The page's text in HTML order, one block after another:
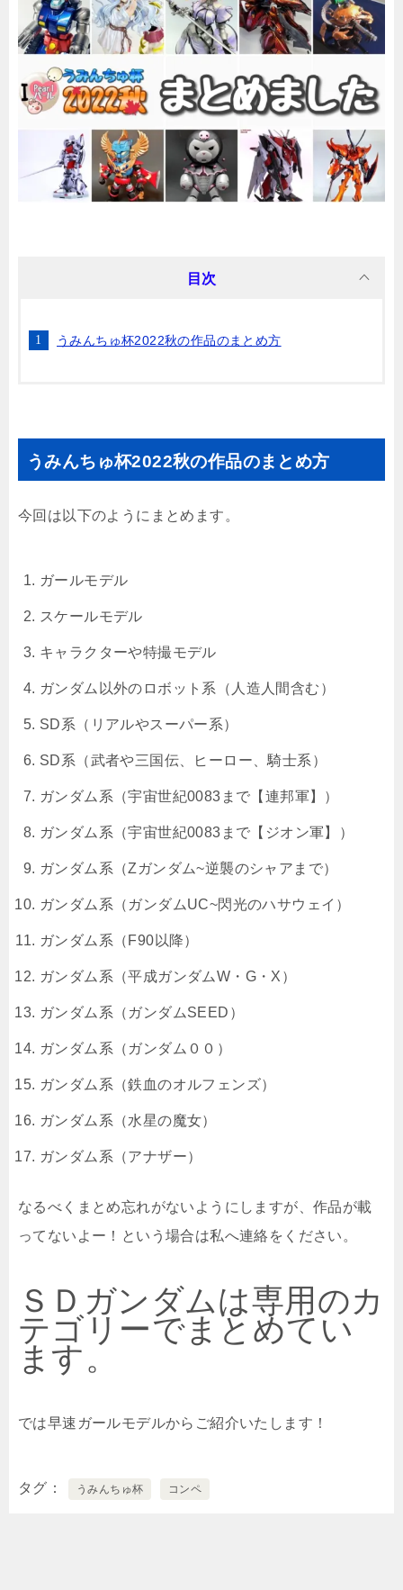
目次
うみんちゅ杯2022秋の作品のまとめ方
うみんちゅ杯2022秋の作品のまとめ方
今回は以下のようにまとめます。
ガールモデル
スケールモデル
キャラクターや特撮モデル
ガンダム以外のロボット系（人造人間含む）
SD系（リアルやスーパー系）
SD系（武者や三国伝、ヒーロー、騎士系）
ガンダム系（宇宙世紀0083まで【連邦軍】）
ガンダム系（宇宙世紀0083まで【ジオン軍】）
ガンダム系（Zガンダム~逆襲のシャアまで）
ガンダム系（ガンダムUC~閃光のハサウェイ）
ガンダム系（F90以降）
ガンダム系（平成ガンダムW・G・X）
ガンダム系（ガンダムSEED）
ガンダム系（ガンダム００）
ガンダム系（鉄血のオルフェンズ）
ガンダム系（水星の魔女）
ガンダム系（アナザー）
なるべくまとめ忘れがないようにしますが、作品が載
ってないよー！という場合は私へ連絡をください。
ＳＤガンダムは専用のカ
テゴリーでまとめてい
ます。
では早速ガールモデルからご紹介いたします！
タグ うみんちゅ杯 コンペ